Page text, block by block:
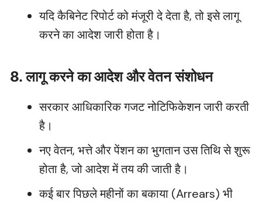
यदि कैबिनेट रिपोर्ट को मंजूरी दे देता है, तो इसे लागू
करने का आदेश जारी होता है।
8. लागू करने का आदेश और वेतन संशोधन
सरकार आधिकारिक गजट नोटिफिकेशन जारी करती
है।
नए वेतन, भत्ते और पेंशन का भुगतान उस तिथि से शुरू
होता है, जो आदेश में तय की जाती है।
कई बार पिछले महीनों का बकाया (Arrears) भी